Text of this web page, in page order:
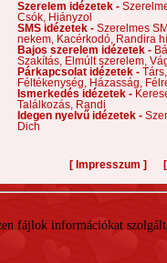
Szerelem idézetek -
Csók,
Hiányzol
SMS idézetek - Szerelmes
nekem,
Kacérkodó, Randira
Bajos szerelem idézetek -
Szakítás,
Elmúlt szerelem,
Párkapcsolat idézetek - Társ,
Féltékenység,
Házasság,
Ismerkedés idézetek -
Találkozás,
Randi
Idegen nyelvű idézetek -
Dich
[ Impresszum ] [
fájlok információkat